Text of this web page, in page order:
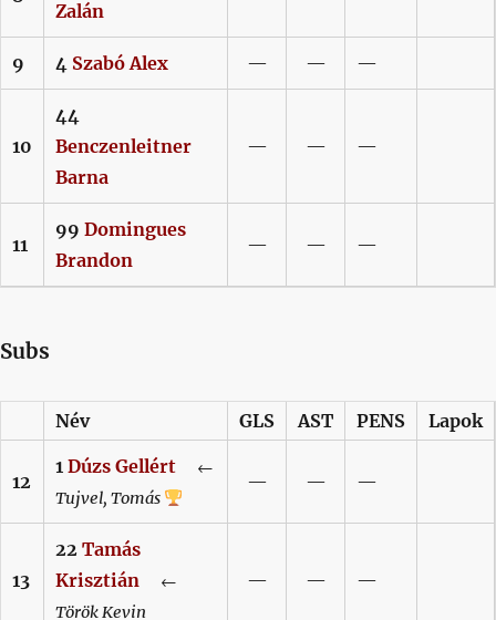
Zalán
9 4 Szabó Alex — — —
10
44
Benczenleitner
Barna
— — —
11
99 Domingues
Brandon
— — —
Subs
Név GLS AST PENS Lapok
12
1 Dúzs Gellért
←
Tujvel, Tomás
— — —
13
22 Tamás
Krisztián
←
TörökKevin
— — —